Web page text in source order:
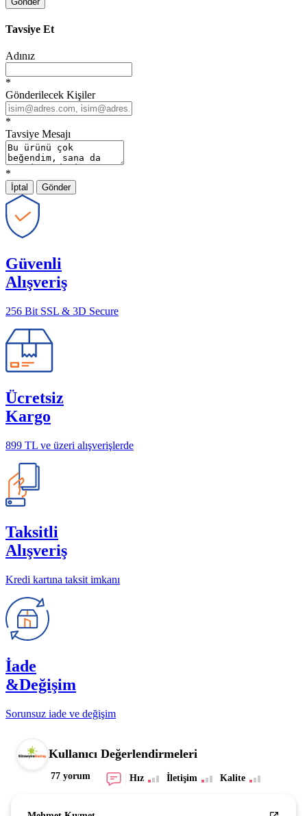
Tavsiye Et
Adınız
*
Gönderilecek Kişiler
*
Tavsiye Mesajı
*
İptal Gönder
Güvenli
Alışveriş
256 Bit SSL & 3D Secure
Ücretsiz
Kargo
899 TL ve üzeri alışverişlerde
Taksitli
Alışveriş
Kredi kartına taksit imkanı
İade
&Değişim
Sorunsuz iade ve değişim
Kullanıcı Değerlendirmeleri
77 yorum Hız İletişim Kalite